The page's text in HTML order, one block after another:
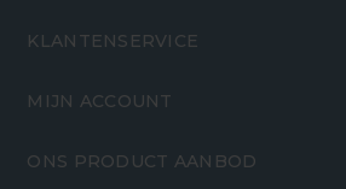
KLANTENSERVICE
MIJN ACCOUNT
ONS PRODUCT AANBOD